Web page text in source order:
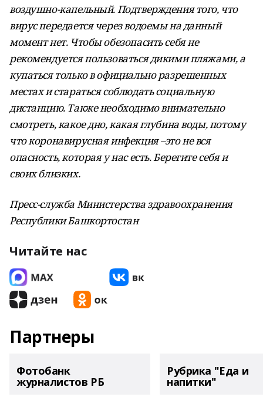
воздушно-капельный. Подтверждения того, что
вирус передается через водоемы на данный
момент нет. Чтобы обезопасить себя не
рекомендуется пользоваться дикими пляжами, а
купаться только в официально разрешенных
местах и стараться соблюдать социальную
дистанцию. Также необходимо внимательно
смотреть, какое дно, какая глубина воды, потому
что коронавирусная инфекция –это не вся
опасность, которая у нас есть. Берегите себя и
своих близких.
Пресс-служба Министерства здравоохранения
Республики Башкортостан
Читайте нас
Партнеры
Фотобанк
журналистов РБ
Рубрика "Еда и
напитки"